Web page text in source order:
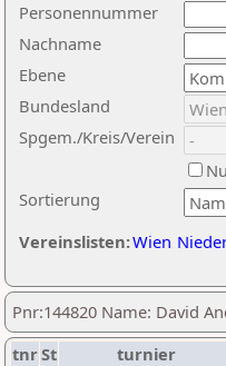
Nachname
Ebene
Sortierung
Personennummer
Bundesland
Spgem./Kreis/Verein
Vereinslisten:Wien
Pnr:144820 Name: David
tnrSt turnier